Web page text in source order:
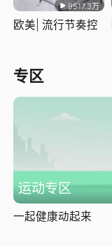
9517.3万
欧美| 流行节奏控
专区
运动专区
一起健康动起来